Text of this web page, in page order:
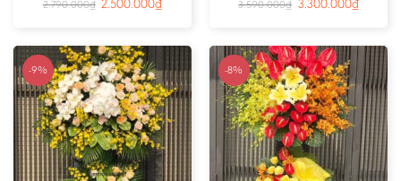
2.790.000₫ 2.500.000₫ 3.590.000₫ 3.300.000₫
-9% -8%